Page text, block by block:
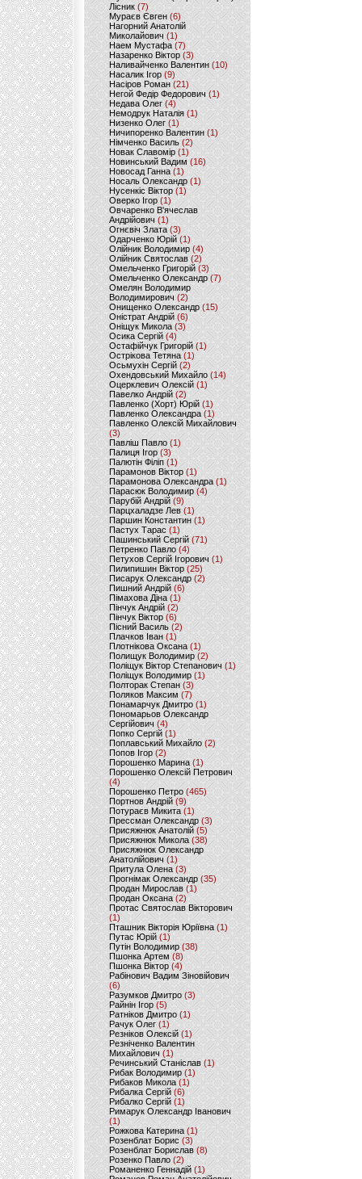
Лісник (7)
Мураєв Євген(6)
Нагорний Анатолій
Миколайович (1)
Наем Мустафа (7)
Назаренко Віктор (3)
Наливайченко Валентин (10)
Насалик Ігор(9)
Насіров Роман (21)
Негой Федір Федорович(1)
Недава Олег(4)
Немодрук Наталія(1)
Низенко Олег (1)
Ничипоренко Валентин (1)
Німченко Василь (2)
Новак Славомір (1)
Новинський Вадим (16)
Новосад Ганна (1)
Носаль Олександр (1)
Нусенкіс Віктор (1)
Оверко Ігор (1)
Овчаренко В'ячеслав
Андрійович(1)
Огнєвіч Злата (3)
Одарченко Юрій(1)
Олійник Володимир (4)
Олійник Святослав (2)
Омельченко Григорій (3)
Омельченко Олександр(7)
Омелян Володимир
Володимирович (2)
Онищенко Олександр (15)
Оністрат Андрій (6)
Оніщук Микола (3)
Осика Сергій(4)
Остафійчук Григорій(1)
Острікова Тетяна (1)
Осьмухін Сергій (2)
Охендовський Михайло (14)
Оцерклевич Олексій (1)
Павелко Андрій (2)
Павленко (Хорт) Юрій (1)
Павленко Олександра (1)
Павленко Олексій Михайлович
(3)
Павліш Павло(1)
Палиця Ігор (3)
Палютін Філіп(1)
Парамонов Віктор (1)
Парамонова Олександра(1)
Парасюк Володимир(4)
Парубій Андрій (9)
Парцхаладзе Лев (1)
Паршин Константин(1)
Пастух Тарас (1)
Пашинський Сергій (71)
Петренко Павло (4)
Петухов Сергій Ігорович (1)
Пилипишин Віктор(25)
Писарук Олександр(2)
Пишний Андрій (6)
Пімахова Діна(1)
Пінчук Андрій(2)
Пінчук Віктор (6)
Пісний Василь (2)
Плачков Іван(1)
Плотнікова Оксана (1)
Полищук Володимир(2)
Поліщук Віктор Степанович(1)
Поліщук Володимир (1)
Полторак Степан(3)
Поляков Максим (7)
Понамарчук Дмитро (1)
Пономарьов Олександр
Сергійович(4)
Попко Сергій (1)
Поплавський Михайло (2)
Попов Ігор(2)
Порошенко Марина (1)
Порошенко Олексій Петрович
(4)
Порошенко Петро (465)
Портнов Андрій (9)
Потураєв Микита(1)
Прессман Олександр(3)
Присяжнюк Анатолій (5)
Присяжнюк Микола (38)
Присяжнюк Олександр
Анатолійович (1)
Притула Олена (3)
Прогнімак Олександр(35)
Продан Мирослав(1)
Продан Оксана (2)
Протас Святослав Вікторович
(1)
Пташник Вікторія Юріївна (1)
Путас Юрій (1)
Путін Володимир(38)
Пшонка Артем (8)
Пшонка Віктор(4)
Рабінович Вадим Зіновійович
(6)
Разумков Дмитро (3)
Райнін Ігор(5)
Ратніков Дмитро (1)
Рачук Олег (1)
Резніков Олексій(1)
Резніченко Валентин
Михайлович (1)
Речинський Станіслав (1)
Рибак Володимир(1)
Рибаков Микола(1)
Рибалка Сергій (6)
Рибалко Сергій (1)
Римарук Олександр Іванович
(1)
Рожкова Катерина(1)
Розенблат Борис (3)
Розенблат Борислав (8)
Розенко Павло (2)
Романенко Геннадій (1)